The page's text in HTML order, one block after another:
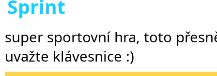
Sprint
super sportovní hra, toto
uvažte klávesnice :)